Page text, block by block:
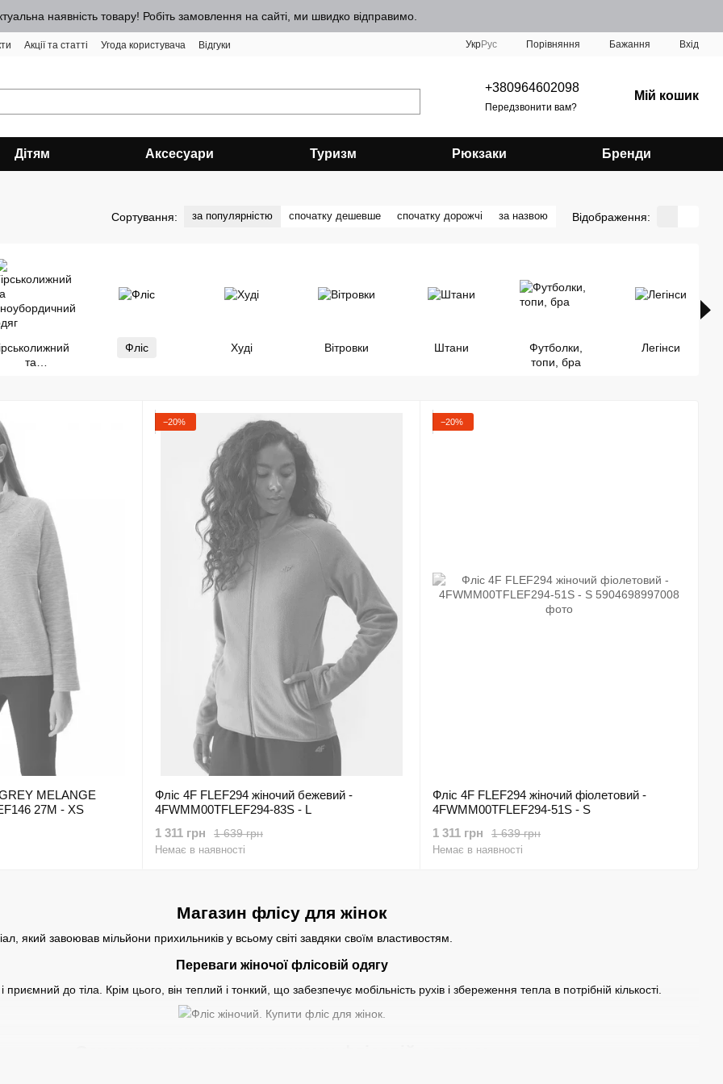
наявність товару! Робіть замовлення на сайті, ми швидко відправимо.
Акції та статті Угода користувача Відгуки УкрРус Порівняння Бажання Вхід
+380964602098
Передзвонити вам?
Мій кошик
Дітям Аксесуари Туризм Рюкзаки Бренди
Сортування: за популярністю спочатку дешевше спочатку дорожчі за назвою Відображення:
та
Фліс Худі Вітровки Штани
Футболки,
топи, бра
Легінси
Магазин флісу для жінок
який завоював мільйони прихильників у всьому світі завдяки своїм властивостям.
Переваги жіночої флісовій одягу
приємний до тіла. Крім цього, він теплий і тонкий, що забезпечує мобільність рухів і збереження тепла в потрібній кількості.
MELANGE
27М - XS
−20%
Фліс 4F FLEF294 жіночий бежевий -
4FWMM00TFLEF294-83S - L
1 639 грн
1 311 грн
Немає в наявності
−20%
Фліс 4F FLEF294 жіночий фіолетовий -
4FWMM00TFLEF294-51S - S
1 639 грн
1 311 грн
Немає в наявності